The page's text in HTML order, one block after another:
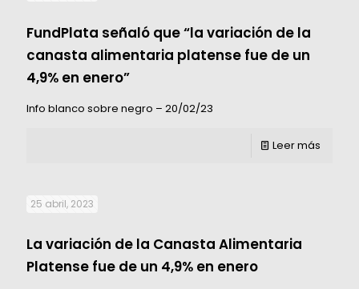
FundPlata señaló que “la variación de la
canasta alimentaria platense fue de un
4,9% en enero”
Info blanco sobre negro – 20/02/23
Leer más
25 abril, 2023
La variación de la Canasta Alimentaria
Platense fue de un 4,9% en enero